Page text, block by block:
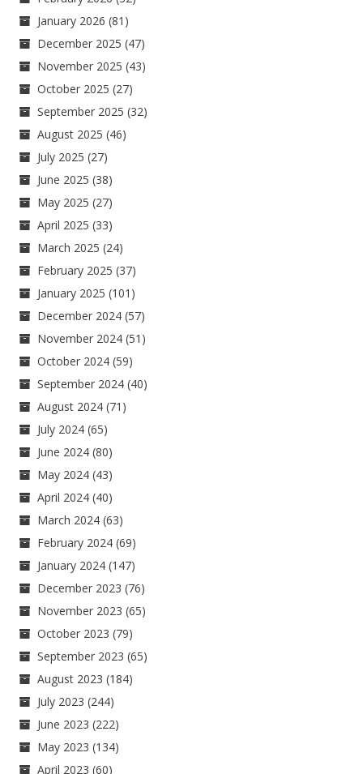
January 2026 (81)
December 2025 (47)
November 2025 (43)
October 2025 (27)
September 2025 (32)
August 2025 (46)
July 2025 (27)
June 2025 (38)
May 2025 (27)
April 2025 (33)
March 2025 (24)
February 2025 (37)
January 2025 (101)
December 2024 (57)
November 2024 (51)
October 2024 (59)
September 2024 (40)
August 2024 (71)
July 2024 (65)
June 2024 (80)
May 2024 (43)
April 2024 (40)
March 2024 (63)
February 2024 (69)
January 2024 (147)
December 2023 (76)
November 2023 (65)
October 2023 (79)
September 2023 (65)
August 2023 (184)
July 2023 (244)
June 2023 (222)
May 2023 (134)
April 2023 (60)